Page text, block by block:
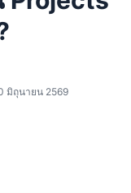
มิถุนายน 2569